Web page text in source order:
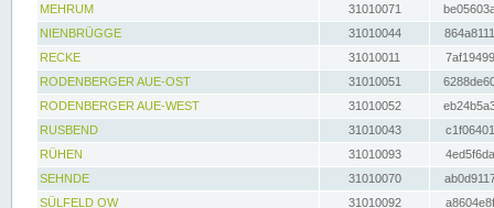
MEHRUM
31010071
NIENBRÜGGE
31010044
RECKE
31010011
RODENBERGER AUE-OST
31010051
RODENBERGER AUE-WEST
31010052
RUSBEND
31010043
RÜHEN
31010093
SEHNDE
31010070
SÜLFELD OW
31010092